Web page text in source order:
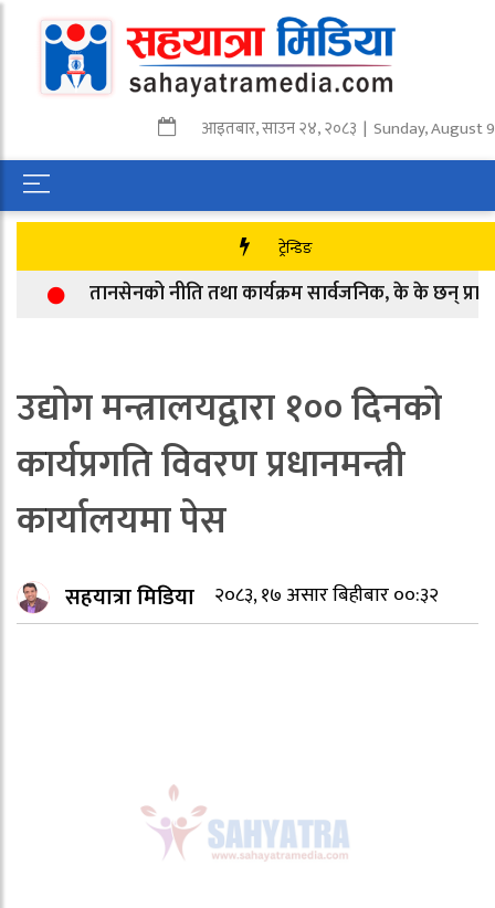
आइतबार,साउन२४,२०८३ | Sunday, August
ट्रेन्डिङ
तानसेनको नीति तथा कार्यक्रम सार्वजनिक, के के छन्
उद्योग मन्त्रालयद्वारा १०० दिनको
कार्यप्रगति विवरण प्रधानमन्त्री
कार्यालयमा पेस
सहयात्रा मिडिया २०८३, १७ असार बिहीबार ००:३२